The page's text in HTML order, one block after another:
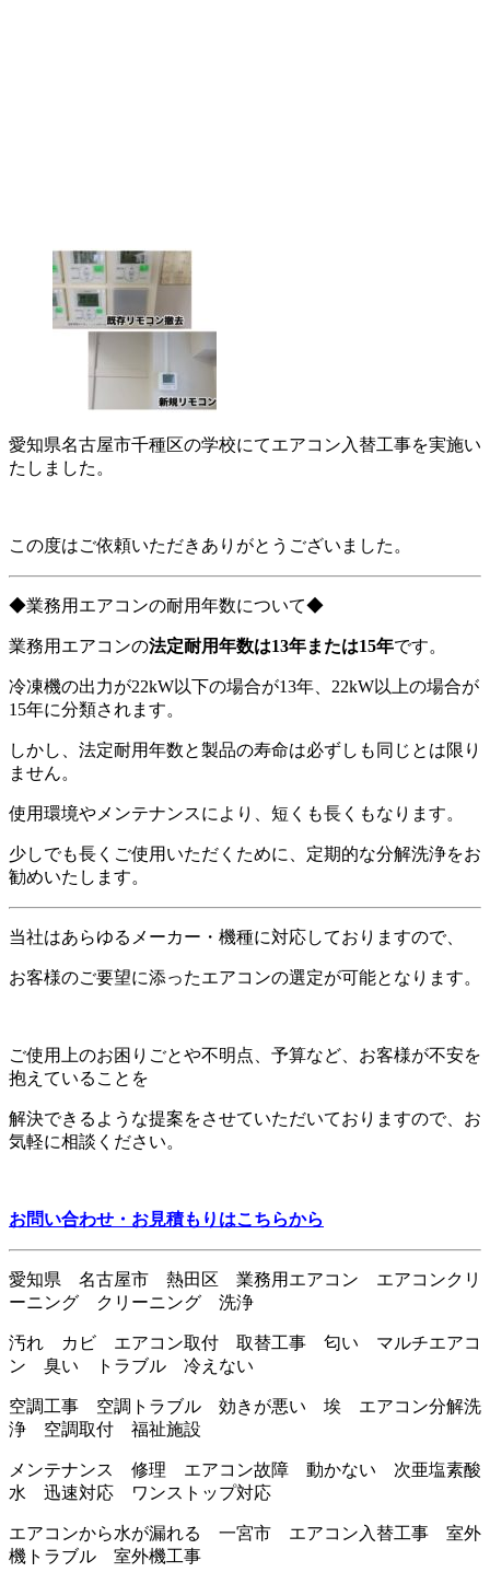
愛知県名古屋市千種区の学校にてエアコン入替工事を実施い
たしました。
この度はご依頼いただきありがとうございました。
◆業務用エアコンの耐用年数について◆
業務用エアコンの法定耐用年数は13年または15年です。
冷凍機の出力が22kW以下の場合が13年、22kW以上の場合が
15年に分類されます。
しかし、法定耐用年数と製品の寿命は必ずしも同じとは限り
ません。
使用環境やメンテナンスにより、短くも長くもなります。
少しでも長くご使用いただくために、定期的な分解洗浄をお
勧めいたします。
当社はあらゆるメーカー・機種に対応しておりますので、
お客様のご要望に添ったエアコンの選定が可能となります。
ご使用上のお困りごとや不明点、予算など、お客様が不安を
抱えていることを
解決できるような提案をさせていただいておりますので、お
気軽に相談ください。
お問い合わせ・お見積もりはこちらから
愛知県 名古屋市 熱田区 業務用エアコン エアコンクリ
ーニング クリーニング 洗浄
汚れ カビ エアコン取付 取替工事 匂い マルチエアコ
ン 臭い トラブル 冷えない
空調工事 空調トラブル 効きが悪い 埃 エアコン分解洗
浄 空調取付 福祉施設
メンテナンス 修理 エアコン故障 動かない 次亜塩素酸
水 迅速対応 ワンストップ対応
エアコンから水が漏れる 一宮市 エアコン入替工事 室外
機トラブル 室外機工事